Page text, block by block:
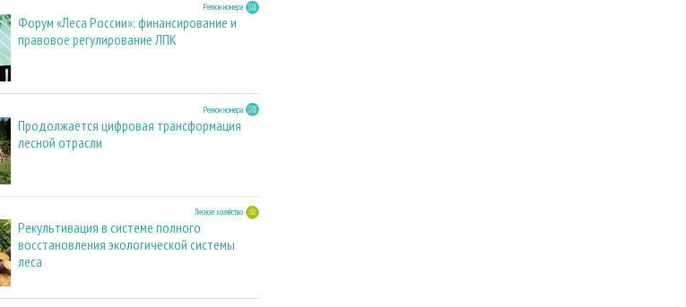
Регион номера
Форум «Леса России»: финансирование и
правовое регулирование ЛПК
Регион номера
Продолжается цифровая трансформация
лесной отрасли
Лесное хозяйство
Рекультивация в системе полного
восстановления экологической системы
леса